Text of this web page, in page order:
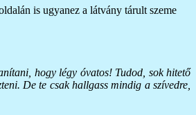
is ugyanez a látvány tárult szeme
hogy légy óvatos! Tudod, sok hitető
De te csak hallgass mindig a szívedre,